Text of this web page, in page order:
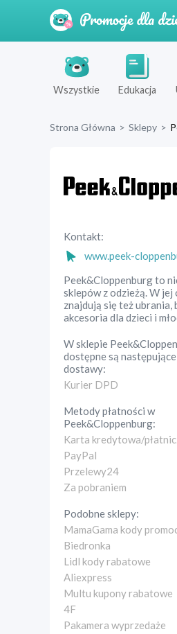
Wszystkie Edukacja
Strona Główna > Sklepy >
Kontakt:
www.peek-
Peek&Cloppenburg to
sklepów z odzieżą. W
znajdują się też ubrania,
akcesoria dla dzieci i
W sklepie
dostępne są
dostawy:
Kurier DPD
Metody płatności w
Peek&Cloppenburg:
Karta kredytowa/
PayPal
Przelewy24
Za pobraniem
Podobne sklepy:
MamaGama kody
Biedronka
Lidl kody rabatowe
Aliexpress
Multu kupony rabatowe
4F
Pakamera wyprzedaże